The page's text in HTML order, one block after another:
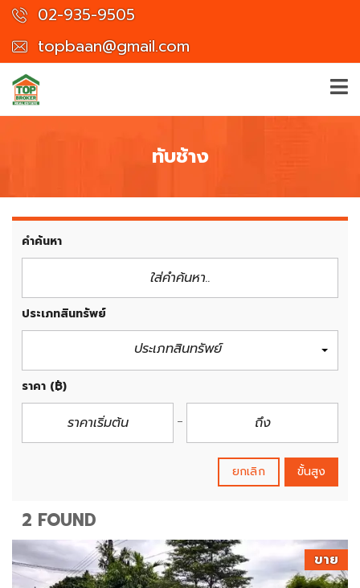
02-935-9505
topbaan@gmail.com
ทับช้าง
คำค้นหา
ประเภทสินทรัพย์
ประเภทสินทรัพย์
ราคา (฿)
ยกเลิก ขั้นสูง
2 FOUND
ขาย